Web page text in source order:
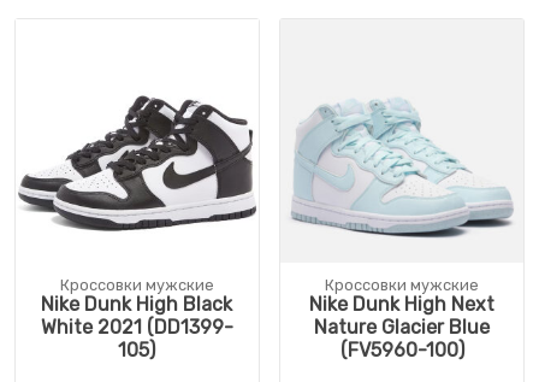
Кроссовки мужские
Nike Dunk High Black
White 2021 (DD1399-
105)
Кроссовки мужские
Nike Dunk High Next
Nature Glacier Blue
(FV5960-100)